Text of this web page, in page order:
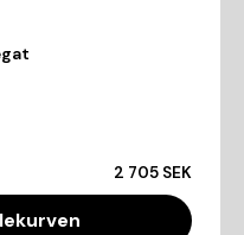
2 705 SEK